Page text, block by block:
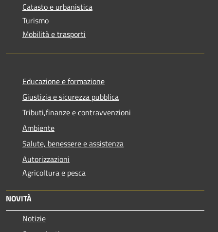
Catasto e urbanistica
Turismo
Mobilità e trasporti
Educazione e formazione
Giustizia e sicurezza pubblica
Tributi,finanze e contravvenzioni
Ambiente
Salute, benessere e assistenza
Autorizzazioni
Agricoltura e pesca
NOVITÀ
Notizie